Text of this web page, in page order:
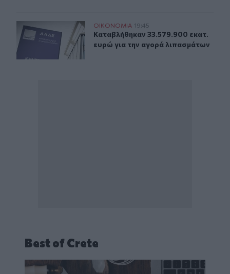
Καταβλήθηκαν 33.579.900 εκατ. ευρώ για την αγορά
ΟΙΚΟΝΟΜΙΑ 19:45
Καταβλήθηκαν 33.579.900 εκατ.
Καταβλήθηκαν 33.579.900 εκατ.
ευρώ για την αγορά λιπασμάτων
Best of Crete